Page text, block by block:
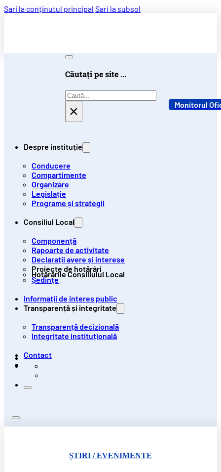
Sari la conținutul principal Sari la subsol
Căutați pe site ...
Caută
×
Despre instituție
Conducere
Compartimente
Organizare
Legislație
Programe și strategii
Consiliul Local
Componență
Rapoarte de activitate
Declarații avere și interese
Proiecte de hotărâri
Hotărârile Consiliului Local
Ședințe
Informații de interes public
Transparență și integritate
Transparență decizională
Integritate instituțională
Contact
Monitorul
ȘTIRI / EVENIMENTE